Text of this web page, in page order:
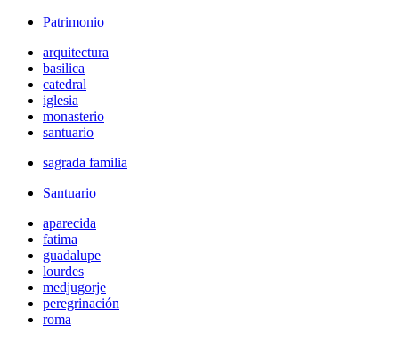
Patrimonio
arquitectura
basilica
catedral
iglesia
monasterio
santuario
sagrada familia
Santuario
aparecida
fatima
guadalupe
lourdes
medjugorje
peregrinación
roma